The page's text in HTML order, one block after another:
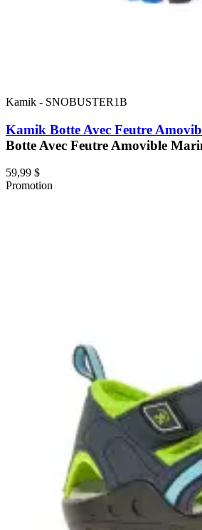
Kamik - SNOBUSTER1B
Kamik Botte Avec Feutre
Botte Avec Feutre Amovible
59,99 $
Promotion